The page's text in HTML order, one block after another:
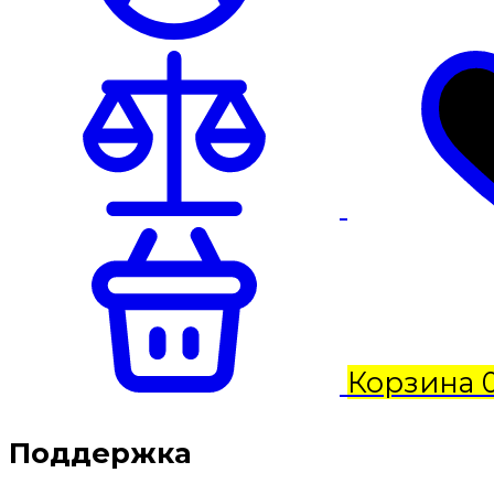
Корзина
Поддержка